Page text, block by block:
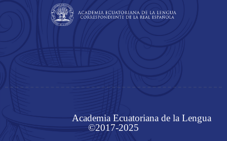
Academia Ecuatoriana de la Lengua
©2017-2025